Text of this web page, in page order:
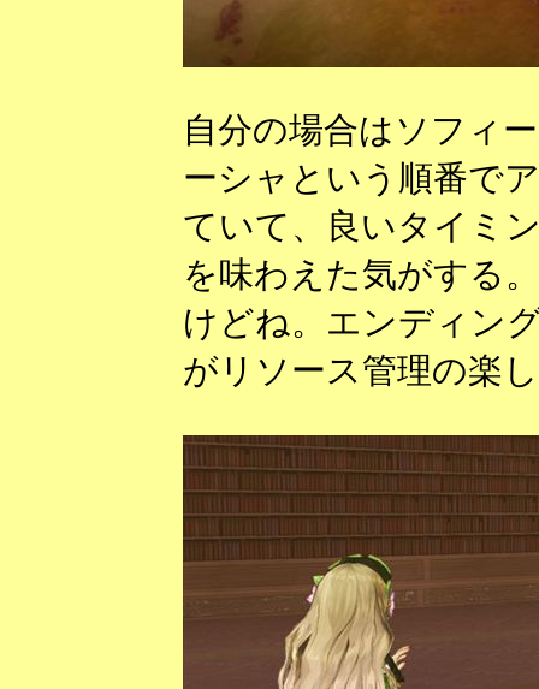
自分の場合はソフィ
ーシャという順番で
ていて、良いタイミ
を味わえた気がする
けどね。エンディン
がリソース管理の楽